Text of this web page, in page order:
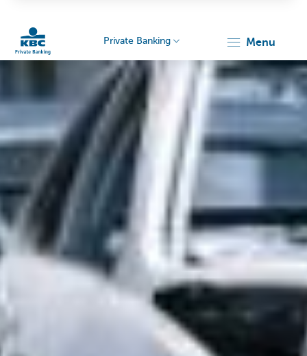
Particulieren
Private Banking menu